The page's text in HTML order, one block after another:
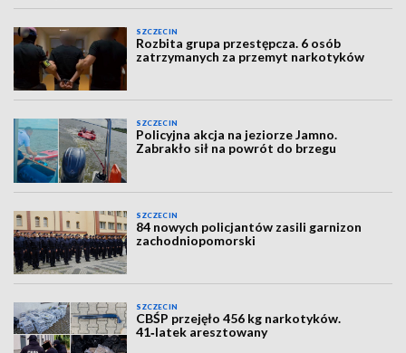
SZCZECIN
Rozbita grupa przestępcza. 6 osób
zatrzymanych za przemyt narkotyków
SZCZECIN
Policyjna akcja na jeziorze Jamno.
Zabrakło sił na powrót do brzegu
SZCZECIN
84 nowych policjantów zasili garnizon
zachodniopomorski
SZCZECIN
CBŚP przejęło 456 kg narkotyków.
41‑latek aresztowany